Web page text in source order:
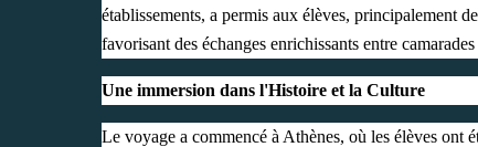
établissements, a permis aux élèves, principalement
favorisant des échanges enrichissants entre
Une immersion dans l'Histoire et la Culture
Le voyage a commencé à Athènes, où les élèves ont